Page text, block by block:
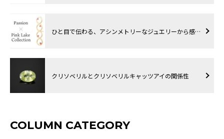
ひと目で伝わる、アシンメトリーなジュエリーから感…
クリソベリルとクリソベリルキャッツアイの関係性
COLUMN CATEGORY